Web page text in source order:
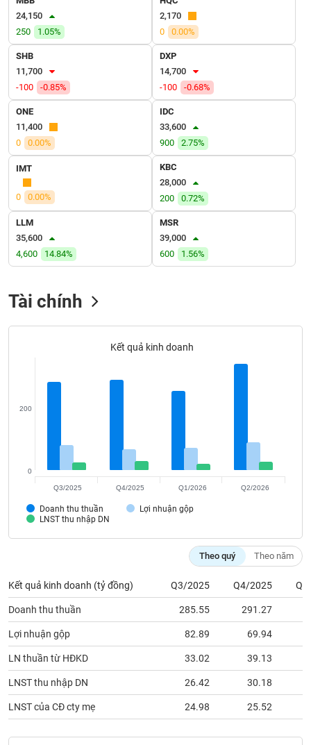
24,150
250
1.05%
2,170
0
0.00%
SHB
11,700
-100
-0.85%
DXP
14,700
-100
-0.68%
ONE
11,400
0
0.00%
IDC
33,600
900
2.75%
IMT
0 0.00%
KBC
28,000
200
0.72%
LLM
35,600
4,600
14.84%
MSR
39,000
600
1.56%
Tài chính
Kết quả kinh doanh
Doanh thu thuần
Lợi nhuận gộp
LNST thu nhập DN
0
200
Q3/2025 Q4/2025 Q1/2026 Q2/2026
Theo quý Theo năm
Kết quả kinh doanh (tỷ đồng) Q3/2025 Q4/2025
Doanh thu thuần 285.55 291.27
Lợi nhuận gộp 82.89 69.94
LN thuần từ HĐKD 33.02 39.13
LNST thu nhập DN 26.42 30.18
LNST của CĐ cty mẹ 24.98 25.52
VỤ
TRUYỀN
THÔNG
TIỆN
BẤT
ĐỘNG
SẢN
Mã
chứng
Bài
viết
tác
Báo
cáo
phân
tích
(-)
Thuật
ngữ
(-)